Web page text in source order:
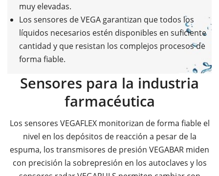
muy elevadas.
Los sensores de VEGA garantizan que todos los
líquidos necesarios estén disponibles en suficiente
cantidad y que resistan los complejos procesos de
forma fiable.
Sensores para la industria
farmacéutica
Los sensores VEGAFLEX monitorizan de forma fiable el
nivel en los depósitos de reacción a pesar de la
espuma, los transmisores de presión VEGABAR miden
con precisión la sobrepresión en los autoclaves y los